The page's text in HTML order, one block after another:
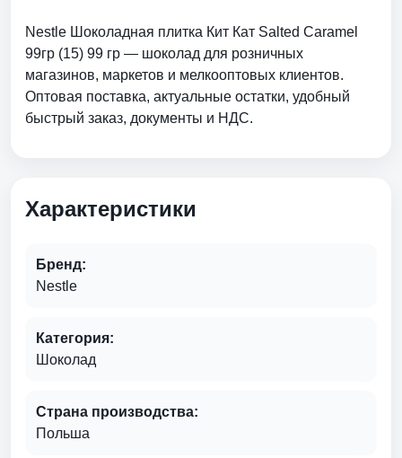
Nestle Шоколадная плитка Кит Кат Salted Caramel
99гр (15) 99 гр — шоколад для розничных
магазинов, маркетов и мелкооптовых клиентов.
Оптовая поставка, актуальные остатки, удобный
быстрый заказ, документы и НДС.
Характеристики
Бренд:
Nestle
Категория:
Шоколад
Страна производства:
Польша